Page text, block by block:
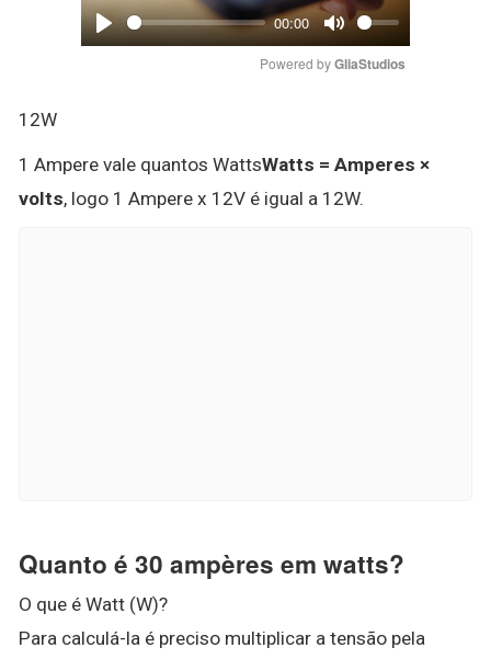
Play
00:00
Mute
Powered by GliaStudios
12W
1 Ampere vale quantos WattsWatts = Amperes ×
volts, logo 1 Ampere x 12V é igual a 12W.
Quanto é 30 ampères em watts?
O que é Watt (W)?
Para calculá-la é preciso multiplicar a tensão pela